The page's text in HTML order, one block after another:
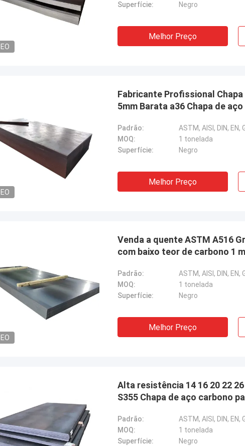
Superfície:
Negro
Melhor Preço
Fabricante Profissional
5mm Barata a36 Chapa de
Padrão:
ASTM, AISI, DIN, EN,
MOQ:
1 tonelada
Superfície:
Negro
Melhor Preço
Venda a quente ASTM A516
com baixo teor de carbono 1
Padrão:
ASTM, AISI, DIN, EN,
MOQ:
1 tonelada
Superfície:
Negro
Melhor Preço
Alta resistência 14 16 20 22
S355 Chapa de aço carbono
Padrão:
ASTM, AISI, DIN, EN,
MOQ:
1 tonelada
Superfície:
Negro